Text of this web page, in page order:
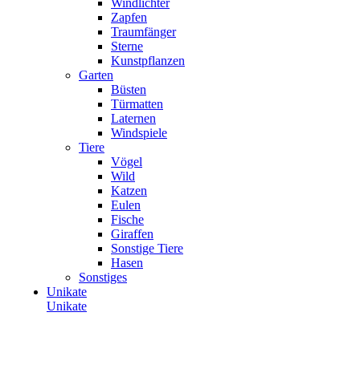
Windlichter
Zapfen
Traumfänger
Sterne
Kunstpflanzen
Garten
Büsten
Türmatten
Laternen
Windspiele
Tiere
Vögel
Wild
Katzen
Eulen
Fische
Giraffen
Sonstige Tiere
Hasen
Sonstiges
Unikate
Unikate